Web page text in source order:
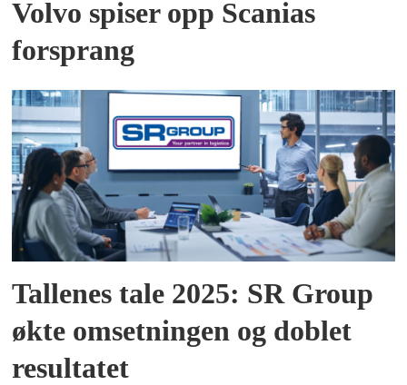
Volvo spiser opp Scanias
forsprang
Tallenes tale 2025: SR Group
økte omsetningen og doblet
resultatet